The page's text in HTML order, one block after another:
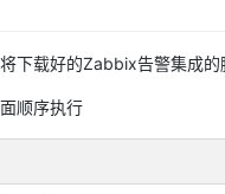
下载好的Zabbix告警集成
顺序执行